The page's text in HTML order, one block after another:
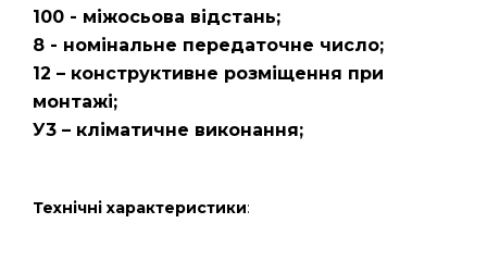
100 - міжосьова відстань;
8 - номінальне передаточне число;
12 – конструктивне розміщення при
монтажі;
У3 – кліматичне виконання;
Технічні характеристики: